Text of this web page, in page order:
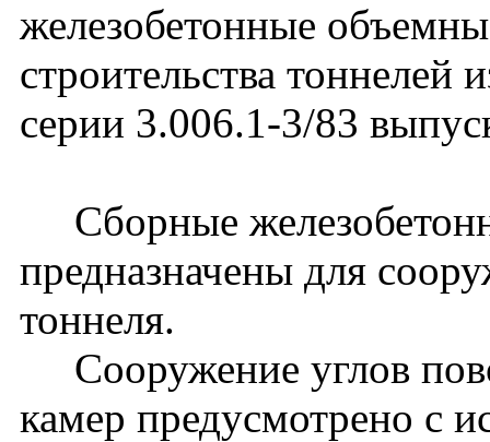
железобетонные
строительства тоннелей
серии 3.006.1-3/83
Сборные
предназначены для
тоннеля.
Сооружение углов
камер предусмотрено с